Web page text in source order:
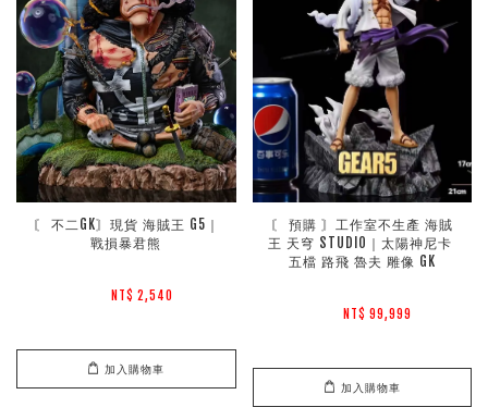
〘 不二GK〙現貨 海賊王 G5｜
戰損暴君熊
NT$ 2,540
加入購物車
〘 預購 〙工作室不生產 海賊
王 天穹 STUDIO｜太陽神尼卡
五檔 路飛 魯夫 雕像 GK
NT$ 99,999
加入購物車